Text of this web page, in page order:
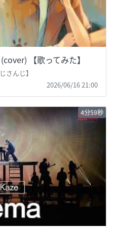
【歌ってみた】
さんじ】
2026/06/16 21:00
4分59秒